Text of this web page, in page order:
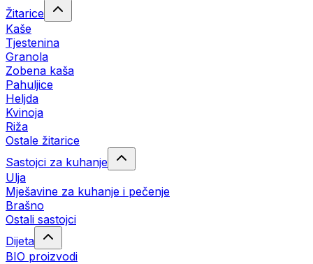
Žitarice
Kaše
Tjestenina
Granola
Zobena kaša
Pahuljice
Heljda
Kvinoja
Riža
Ostale žitarice
Sastojci za kuhanje
Ulja
Mješavine za kuhanje i pečenje
Brašno
Ostali sastojci
Dijeta
BIO proizvodi